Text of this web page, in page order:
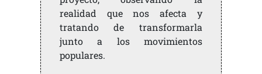
realidad que nos afecta y
tratando de transformarla
junto a los movimientos
populares.